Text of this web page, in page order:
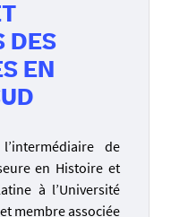
DES
EN
de
en Histoire et
à l’Université
membre associée